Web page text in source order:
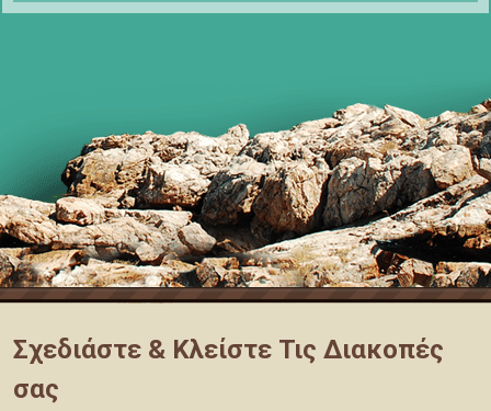
Σχεδιάστε & Κλείστε Τις Διακοπές
σας